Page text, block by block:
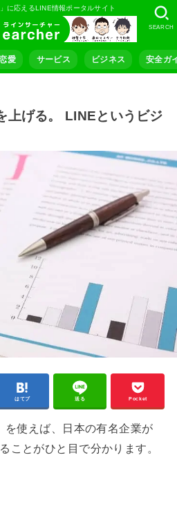
に応えるLINE情報ポータルサイト
愛 サービス ビジネス 安全ガ
SEARCH
上げる。 LINEというビジ
はてブ 送る Pocket
を使えば、日本の有名企業が
ことがひと目で分かります。